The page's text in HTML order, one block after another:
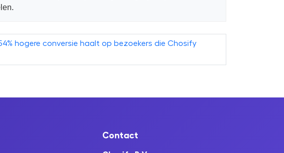
hogere conversie haalt op bezoekers die Chosify
Contact